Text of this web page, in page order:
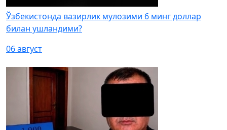
Ўзбекистонда вазирлик мулозими 6 минг доллар
билан ушландими?
06 август